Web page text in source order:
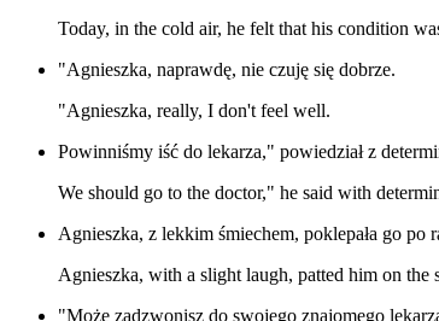
Today, in the cold air, he felt that his condition
"Agnieszka, naprawdę, nie czuję się dobrze.
"Agnieszka, really, I don't feel well.
Powinniśmy iść do lekarza," powiedział z
We should go to the doctor," he said with
Agnieszka, z lekkim śmiechem, poklepała go po
Agnieszka, with a slight laugh, patted him on the
"Może zadzwonisz do swojego znajomego